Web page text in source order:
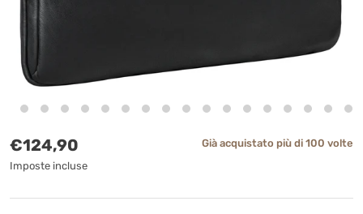
Prezzo normale
€124,90
Imposte incluse
Già acquistato più di 100 volte